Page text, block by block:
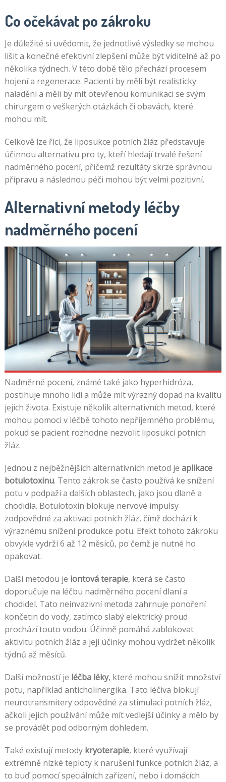
Co očekávat po zákroku
Je důležité si uvědomit, že jednotlivé výsledky se mohou
lišit a konečné efektivní zlepšení může být viditelné až po
několika týdnech. V této době tělo přechází procesem
hojení a regenerace. Pacienti by měli být realisticky
naladěni a měli by mít otevřenou komunikaci se svým
chirurgem o veškerých otázkách či obavách, které
mohou mít.
Celkově lze říci, že liposukce potních žláz představuje
účinnou alternativu pro ty, kteří hledají trvalé řešení
nadměrného pocení, přičemž rezultáty skrze správnou
přípravu a následnou péči mohou být velmi pozitivní.
Alternativní metody léčby
nadměrného pocení
Nadměrné pocení, známé také jako hyperhidróza,
postihuje mnoho lidí a může mít výrazný dopad na kvalitu
jejich života. Existuje několik alternativních metod, které
mohou pomoci v léčbě tohoto nepříjemného problému,
pokud se pacient rozhodne nezvolit liposukci potních
žláz.
Jednou z nejběžnějších alternativních metod je aplikace
botulotoxinu. Tento zákrok se často používá ke snížení
potu v podpaží a dalších oblastech, jako jsou dlaně a
chodidla. Botulotoxin blokuje nervové impulsy
zodpovědné za aktivaci potních žláz, čímž dochází k
výraznému snížení produkce potu. Efekt tohoto zákroku
obvykle vydrží 6 až 12 měsíců, po čemž je nutné ho
opakovat.
Další metodou je iontová terapie, která se často
doporučuje na léčbu nadměrného pocení dlaní a
chodidel. Tato neinvazivní metoda zahrnuje ponoření
končetin do vody, zatímco slabý elektrický proud
prochází touto vodou. Účinně pomáhá zablokovat
aktivitu potních žláz a její účinky mohou vydržet několik
týdnů až měsíců.
Další možností je léčba léky, které mohou snížit množství
potu, například anticholinergika. Tato léčiva blokují
neurotransmitery odpovědné za stimulaci potních žláz,
ačkoli jejich používání může mít vedlejší účinky a mělo by
se provádět pod odborným dohledem.
Také existují metody kryoterapie, které využívají
extrémně nízké teploty k narušení funkce potních žláz, a
to buď pomocí speciálních zařízení, nebo i domácích